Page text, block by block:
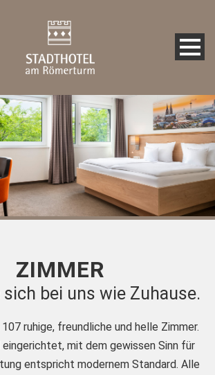
ZIMMER
sich bei uns wie Zuhause.
ruhige, freundliche und helle Zimmer.
mit dem gewissen Sinn für
entspricht modernem Standard. Alle